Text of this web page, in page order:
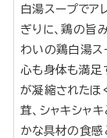
白湯スープでア
ぎりに、鶏の旨
わいの鶏白湯ス
心も身体も満足
が凝縮されたほ
茸、シャキシャ
かな具材の食感